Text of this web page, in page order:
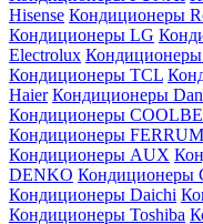
Hisense Кондиционеры
Кондиционеры LG
Electrolux
Кондиционеры TCL
Haier Кондиционеры
Кондиционеры
Кондиционеры FERRUM
Кондиционеры AUX
DENKO Кондиционеры
Кондиционеры Daichi
Кондиционеры Toshiba